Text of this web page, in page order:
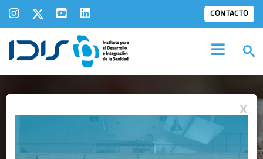
CONTACTO
X